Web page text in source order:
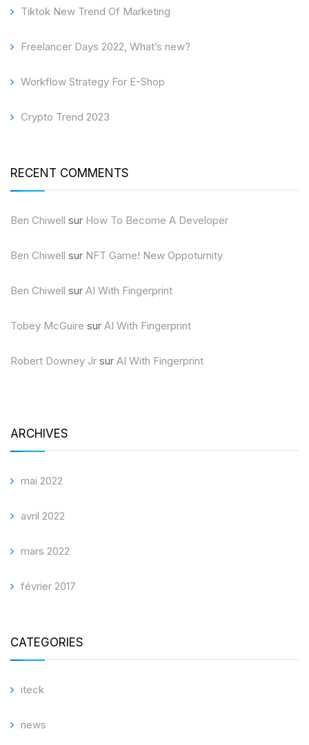
Tiktok New Trend Of Marketing
Freelancer Days 2022, What’s new?
Workflow Strategy For E-Shop
Crypto Trend 2023
RECENT COMMENTS
Ben Chiwell sur How To Become A Developer
Ben Chiwell sur NFT Game! New Oppoturnity
Ben Chiwell sur AI With Fingerprint
Tobey McGuire sur AI With Fingerprint
Robert Downey Jr sur AI With Fingerprint
ARCHIVES
mai 2022
avril 2022
mars 2022
février 2017
CATEGORIES
iteck
news